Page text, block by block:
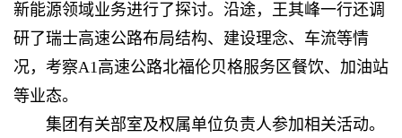
新能源领域业务进行了探讨。沿途，王其峰一行还调
研了瑞士高速公路布局结构、建设理念、车流等情
况，考察A1高速公路北福伦贝格服务区餐饮、加油站
等业态。
集团有关部室及权属单位负责人参加相关活动。